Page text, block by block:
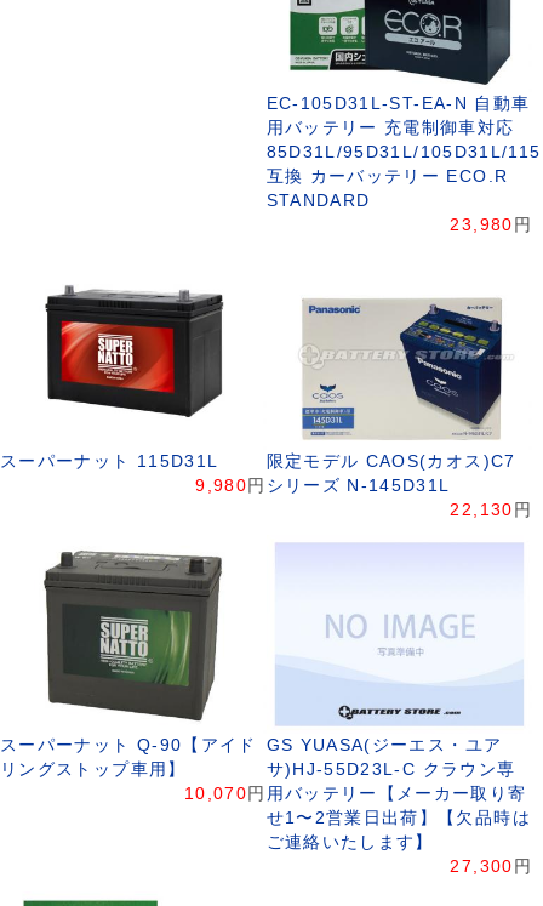
EC-105D31L-ST-EA-N 自動車
用バッテリー 充電制御車対応
85D31L/95D31L/105D31L/
互換 カーバッテリー ECO.R
STANDARD
23,980 円
スーパーナット 115D31L
9,980円
限定モデル CAOS(カオス)C7
シリーズ N-145D31L
22,130 円
スーパーナット Q-90【アイド
リングストップ車用】
10,070 円
GS YUASA(ジーエス・ユア
サ)HJ-55D23L-C クラウン専
用バッテリー【メーカー取り寄
せ1〜2営業日出荷】【欠品時は
ご連絡いたします】
27,300 円